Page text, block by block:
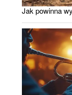
Jak powinna